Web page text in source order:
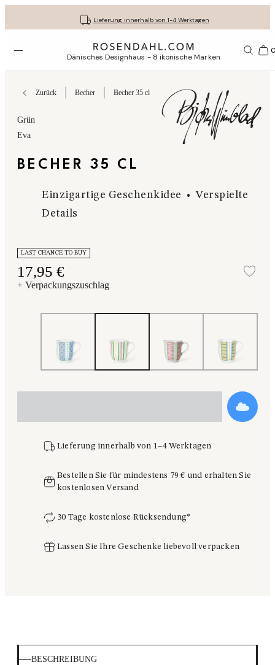
Lieferung innerhalb von 1-4 Werktagen
Kostenloser versand bei bestellungen ab 79 €
30 Tage kostenlose Rücksendung
Lassen Sie Ihre Geschenke liebevoll verpacken
Menü öffnen Dänisches Designhaus - 8 ikonische Marken 1156
Zurück Becher Becher 35 cl
Grün
Eva
BECHER 35 CL
Einzigartige Geschenkidee
Verspielte
Details
LAST CHANCE TO BUY
17,95 €
+ Verpackungszuschlag
Lieferung innerhalb von 1–4 Werktagen
Bestellen Sie für mindestens 79 € und erhalten Sie
kostenlosen Versand
30 Tage kostenlose Rücksendung*
Lassen Sie Ihre Geschenke liebevoll verpacken
BESCHREIBUNG